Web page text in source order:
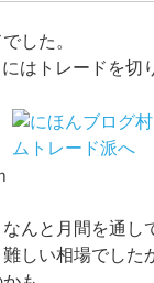
した。
はトレードを切
んと月間を通し
しい相場でした